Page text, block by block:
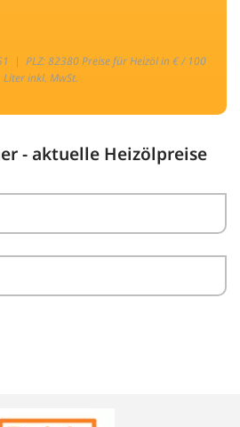
| PLZ: 82380 Preise für Heizöl in € / 100
Liter inkl. MwSt.
- aktuelle Heizölpreise